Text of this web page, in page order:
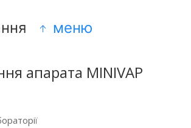
меню
апарата MINIVAP